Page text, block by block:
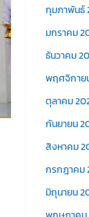
กุมภาพันธ์
มกราคม
ธันวาคม
พฤศจิกาย
ตุลาคม
กันยายน
สิงหาคม
กรกฎาคม
มิถุนายน